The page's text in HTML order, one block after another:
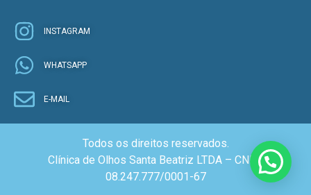
INSTAGRAM
WHATSAPP
E-MAIL
Todos os direitos reservados.
Clínica de Olhos Santa Beatriz LTDA – CNPJ:
08.247.777/0001-67